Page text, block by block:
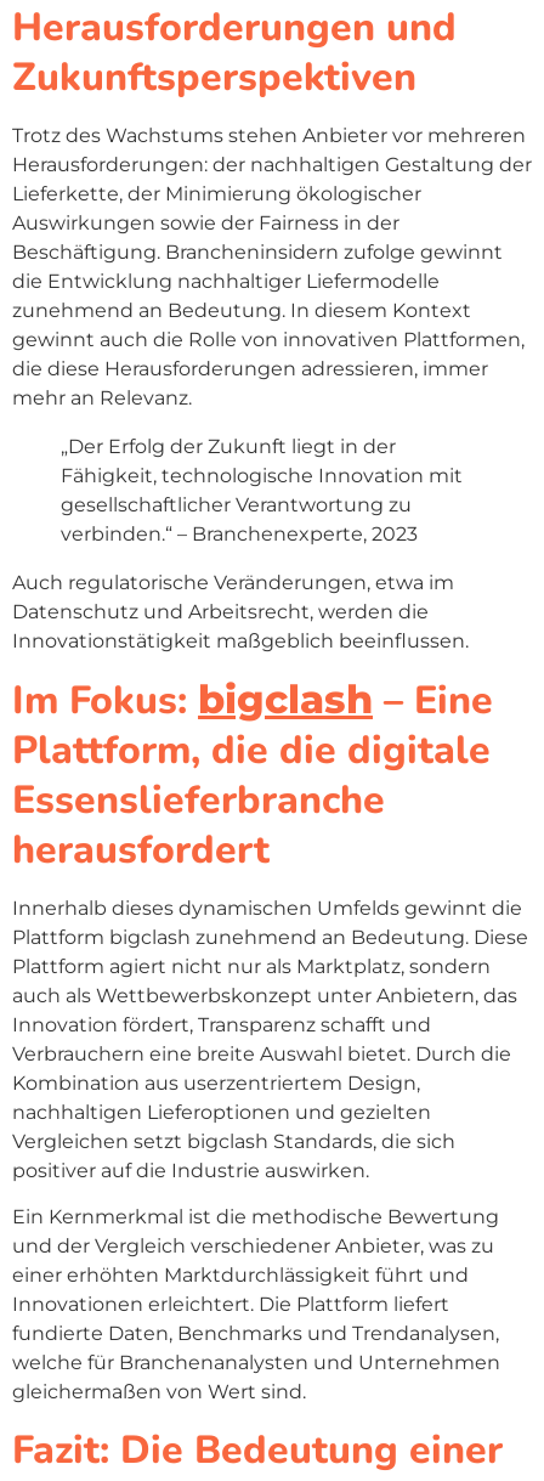
Herausforderungen und
Zukunftsperspektiven
Trotz des Wachstums stehen Anbieter vor mehreren
Herausforderungen: der nachhaltigen Gestaltung der
Lieferkette, der Minimierung ökologischer
Auswirkungen sowie der Fairness in der
Beschäftigung. Brancheninsidern zufolge gewinnt
die Entwicklung nachhaltiger Liefermodelle
zunehmend an Bedeutung. In diesem Kontext
gewinnt auch die Rolle von innovativen Plattformen,
die diese Herausforderungen adressieren, immer
mehr an Relevanz.
„Der Erfolg der Zukunft liegt in der
Fähigkeit, technologische Innovation mit
gesellschaftlicher Verantwortung zu
verbinden.“ – Branchenexperte, 2023
Auch regulatorische Veränderungen, etwa im
Datenschutz und Arbeitsrecht, werden die
Innovationstätigkeit maßgeblich beeinflussen.
Im Fokus: bigclash – Eine
Plattform, die die digitale
Essenslieferbranche
herausfordert
Innerhalb dieses dynamischen Umfelds gewinnt die
Plattform bigclash zunehmend an Bedeutung. Diese
Plattform agiert nicht nur als Marktplatz, sondern
auch als Wettbewerbskonzept unter Anbietern, das
Innovation fördert, Transparenz schafft und
Verbrauchern eine breite Auswahl bietet. Durch die
Kombination aus userzentriertem Design,
nachhaltigen Lieferoptionen und gezielten
Vergleichen setzt bigclash Standards, die sich
positiver auf die Industrie auswirken.
Ein Kernmerkmal ist die methodische Bewertung
und der Vergleich verschiedener Anbieter, was zu
einer erhöhten Marktdurchlässigkeit führt und
Innovationen erleichtert. Die Plattform liefert
fundierte Daten, Benchmarks und Trendanalysen,
welche für Branchenanalysten und Unternehmen
gleichermaßen von Wert sind.
Fazit: Die Bedeutung einer